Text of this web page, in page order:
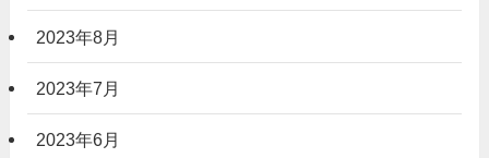
2023年8月
2023年7月
2023年6月